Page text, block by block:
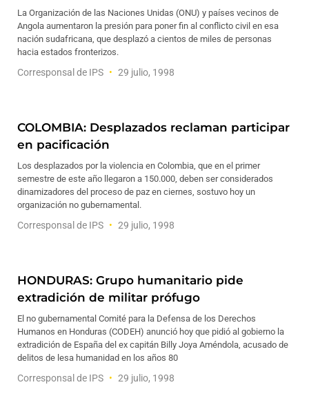
La Organización de las Naciones Unidas (ONU) y países vecinos de
Angola aumentaron la presión para poner fin al conflicto civil en esa
nación sudafricana, que desplazó a cientos de miles de personas
hacia estados fronterizos.
Corresponsal de IPS 29 julio, 1998
COLOMBIA: Desplazados reclaman participar
en pacificación
Los desplazados por la violencia en Colombia, que en el primer
semestre de este año llegaron a 150.000, deben ser considerados
dinamizadores del proceso de paz en ciernes, sostuvo hoy un
organización no gubernamental.
Corresponsal de IPS 29 julio, 1998
HONDURAS: Grupo humanitario pide
extradición de militar prófugo
El no gubernamental Comité para la Defensa de los Derechos
Humanos en Honduras (CODEH) anunció hoy que pidió al gobierno la
extradición de España del ex capitán Billy Joya Améndola, acusado de
delitos de lesa humanidad en los años 80
Corresponsal de IPS 29 julio, 1998